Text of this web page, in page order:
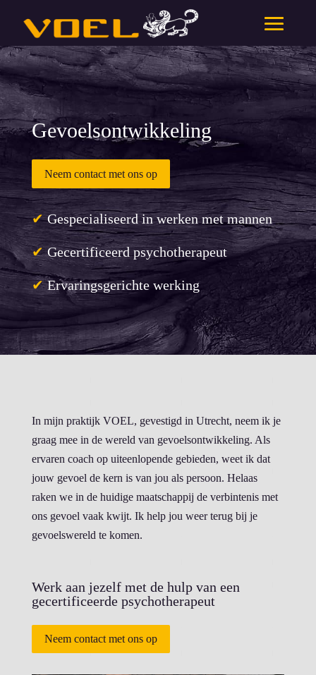
Gevoelsontwikkeling
Neem contact met ons op
✔Gespecialiseerd in werken met mannen
✔Gecertificeerd psychotherapeut
✔Ervaringsgerichte werking
In mijn praktijk VOEL, gevestigd in Utrecht, neem ik je
graag mee in de wereld van gevoelsontwikkeling. Als
ervaren coach op uiteenlopende gebieden, weet ik dat
jouw gevoel de kern is van jou als persoon. Helaas
raken we in de huidige maatschappij de verbintenis met
ons gevoel vaak kwijt. Ik help jou weer terug bij je
gevoelswereld te komen.
Werk aan jezelf met de hulp van een
gecertificeerde psychotherapeut
Neem contact met ons op